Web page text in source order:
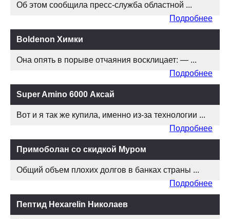
Об этом сообщила пресс-служба областной ...
Подробнее
Boldenon Химки
Она опять в порыве отчаяния восклицает: — ...
Подробнее
Super Amino 6000 Аксай
Вот и я так же купила, именно из-за технологии ...
Подробнее
Примоболан со скидкой Муром
Общий объем плохих долгов в банках страны ...
Подробнее
Пептид Hexarelin Николаев